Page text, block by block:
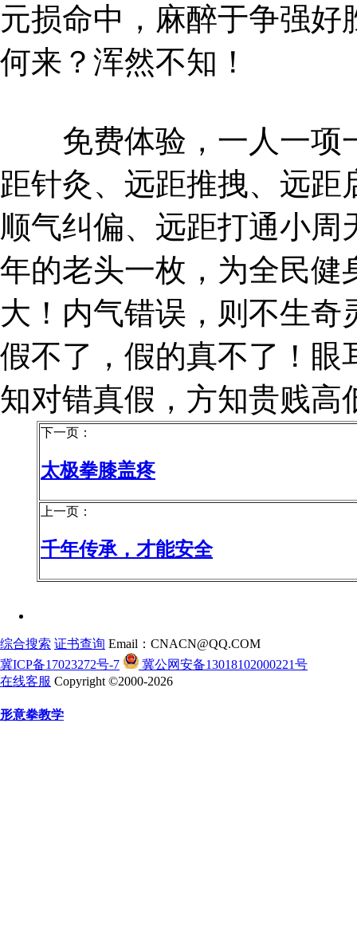
元损命中，麻醉于争强
何来？浑然不知！
免费体验，一人一项
距针灸、远距推拽、远
顺气纠偏、远距打通小
年的老头一枚，为全民健
大！内气错误，则不生
假不了，假的真不了！眼
知对错真假，方知贵贱高
下一页：
太极拳膝盖疼
上一页：
千年传承，才能安全
综合搜索 证书查询 Email：CNACN@QQ.COM
冀ICP备17023272号-7
冀公网安备13018102000221号
在线客服 Copyright ©2000-2026
形意拳教学